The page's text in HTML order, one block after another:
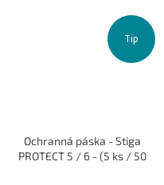
Tip
Ochranná páska - Stiga
PROTECT 5 / 6 - (5 ks / 50